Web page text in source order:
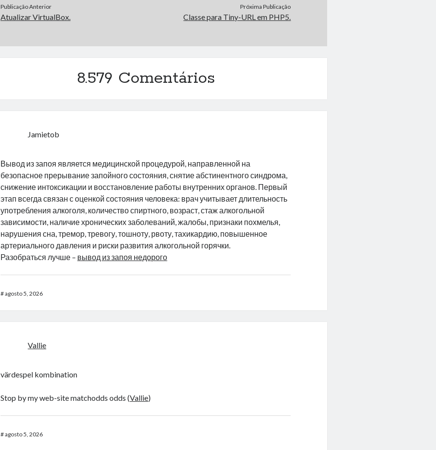
Publicação Anterior
Atualizar VirtualBox.
Próxima Publicação
Classe para Tiny-URL em PHP5.
8.579 Comentários
Jamietob
Вывод из запоя является медицинской процедурой, направленной на
безопасное прерывание запойного состояния, снятие абстинентного синдрома,
снижение интоксикации и восстановление работы внутренних органов. Первый
этап всегда связан с оценкой состояния человека: врач учитывает длительность
употребления алкоголя, количество спиртного, возраст, стаж алкогольной
зависимости, наличие хронических заболеваний, жалобы, признаки похмелья,
нарушения сна, тремор, тревогу, тошноту, рвоту, тахикардию, повышенное
артериального давления и риски развития алкогольной горячки.
Разобраться лучше – вывод из запоя недорого
#agosto 5, 2026
Vallie
värdespel kombination
Stop by my web-site matchodds odds (Vallie)
#agosto 5, 2026